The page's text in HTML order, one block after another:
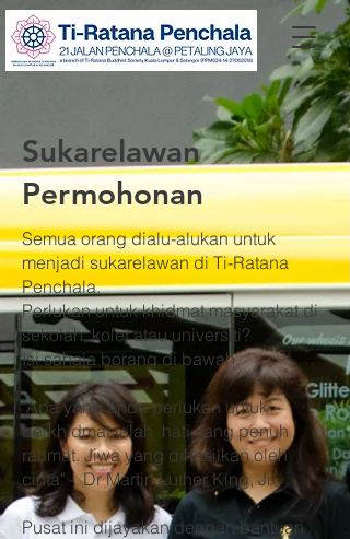
Sukarelawan
Permohonan
Semua orang dialu-alukan untuk
menjadi sukarelawan di Ti-Ratana
Penchala.
Perlukan untuk khidmat masyarakat di
sekolah, kolej atau universiti?
Isi sahaja borang di bawah.
"Apa yang anda perlukan untuk
berkhidmat ialah hati yang penuh
rahmat. Jiwa yang dihasilkan oleh
cinta" - Dr Martin Luther King, Jr.
Pusat ini dijayakan dengan bantuan